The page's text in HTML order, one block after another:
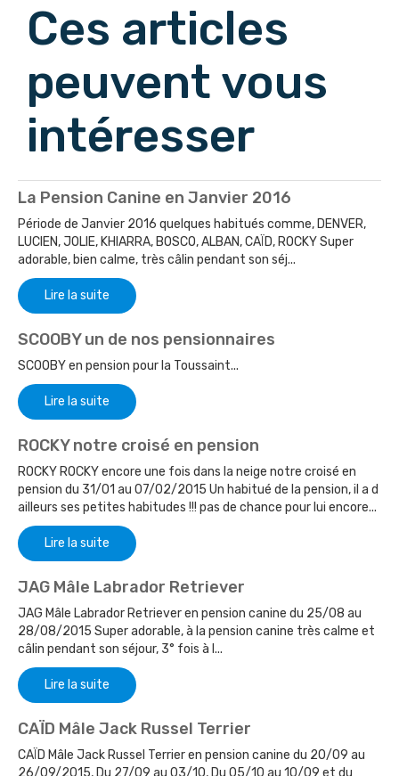
Ces articles
peuvent vous
intéresser
La Pension Canine en Janvier 2016
Période de Janvier 2016 quelques habitués comme, DENVER,
LUCIEN, JOLIE, KHIARRA, BOSCO, ALBAN, CAÏD, ROCKY Super
adorable, bien calme, très câlin pendant son séj...
Lire la suite
SCOOBY un de nos pensionnaires
SCOOBY en pension pour la Toussaint...
Lire la suite
ROCKY notre croisé en pension
ROCKY ROCKY encore une fois dans la neige notre croisé en
pension du 31/01 au 07/02/2015 Un habitué de la pension, il a d
ailleurs ses petites habitudes !!! pas de chance pour lui encore...
Lire la suite
JAG Mâle Labrador Retriever
JAG Mâle Labrador Retriever en pension canine du 25/08 au
28/08/2015 Super adorable, à la pension canine très calme et
câlin pendant son séjour, 3° fois à l...
Lire la suite
CAÏD Mâle Jack Russel Terrier
CAÏD Mâle Jack Russel Terrier en pension canine du 20/09 au